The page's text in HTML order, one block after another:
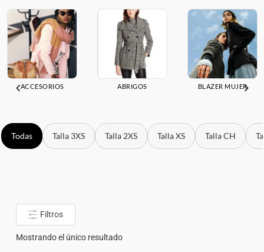
ACCESORIOS ABRIGOS BLAZER MUJER
Todas Talla 3XS Talla 2XS Talla XS Talla CH
Filtros
Mostrando el único resultado